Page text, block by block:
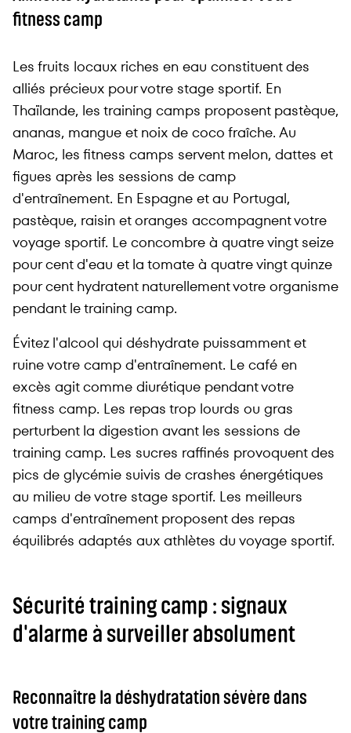
fitness camp
Les fruits locaux riches en eau constituent des
alliés précieux pour votre stage sportif. En
Thaïlande, les training camps proposent pastèque,
ananas, mangue et noix de coco fraîche. Au
Maroc, les fitness camps servent melon, dattes et
figues après les sessions de camp
d'entraînement. En Espagne et au Portugal,
pastèque, raisin et oranges accompagnent votre
voyage sportif. Le concombre à quatre vingt seize
pour cent d'eau et la tomate à quatre vingt quinze
pour cent hydratent naturellement votre organisme
pendant le training camp.
Évitez l'alcool qui déshydrate puissamment et
ruine votre camp d'entraînement. Le café en
excès agit comme diurétique pendant votre
fitness camp. Les repas trop lourds ou gras
perturbent la digestion avant les sessions de
training camp. Les sucres raffinés provoquent des
pics de glycémie suivis de crashes énergétiques
au milieu de votre stage sportif. Les meilleurs
camps d'entraînement proposent des repas
équilibrés adaptés aux athlètes du voyage sportif.
Sécurité training camp : signaux
d'alarme à surveiller absolument
Reconnaître la déshydratation sévère dans
votre training camp